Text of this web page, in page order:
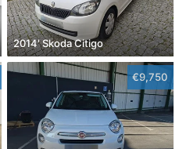
2014' Skoda Citigo
€9,750